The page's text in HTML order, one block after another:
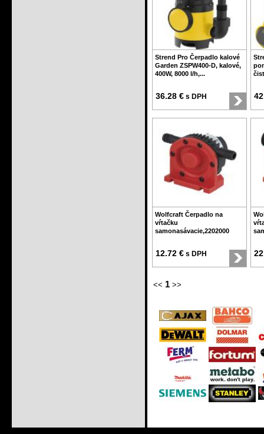
Strend Pro Čerpadlo kalové
Garden ZSPW400-D, kalové,
400W, 8000 l/h,...
36.28 € s DPH
Wolfcraft Čerpadlo na
vŕtačku
samonasávacie,2202000
12.72 € s DPH
<< 1 >>